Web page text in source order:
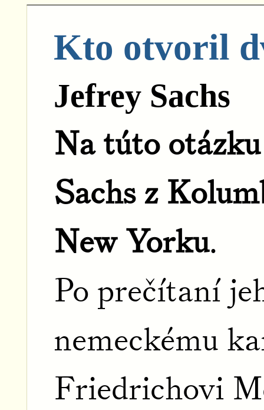
Kto otvoril
Jefrey Sachs
Na túto
Sachs z
New Yorku.
Po prečítaní
nemeckému
Friedrichovi